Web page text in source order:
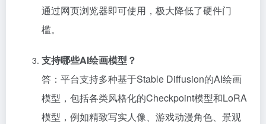
通过网页浏览器即可使用，极大降低了硬件门
槛。
支持哪些AI绘画模型？
答：平台支持多种基于Stable Diffusion的AI绘画
模型，包括各类风格化的Checkpoint模型和LoRA
模型，例如精致写实人像、游戏动漫角色、景观